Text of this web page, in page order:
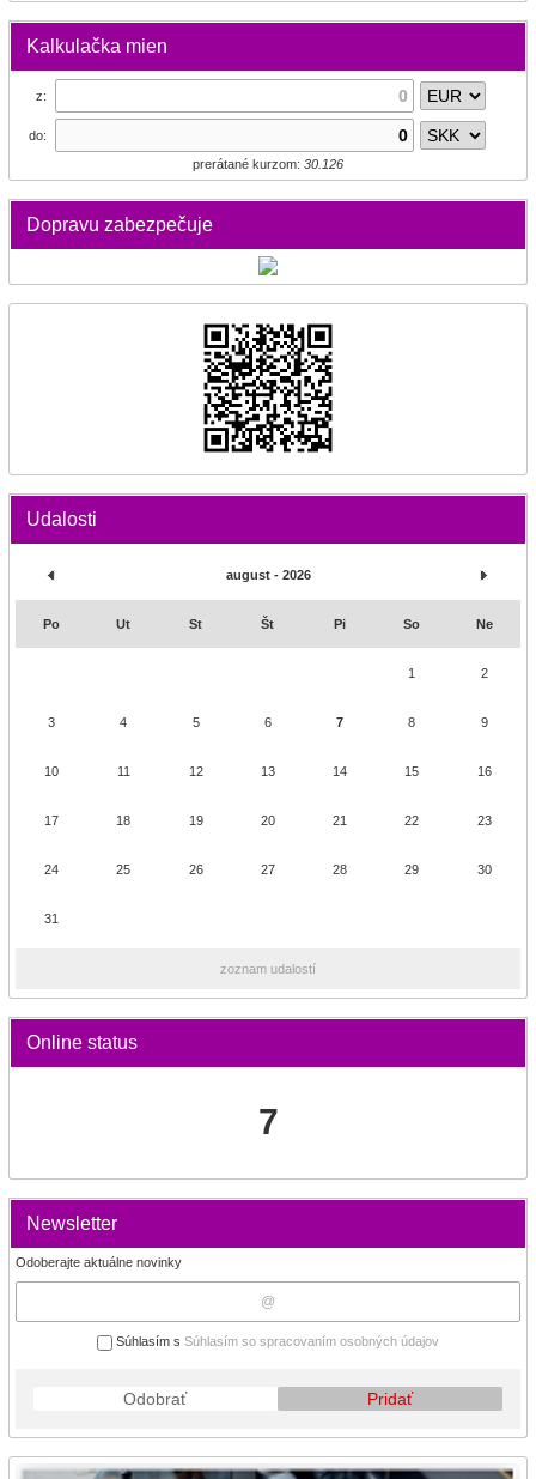
Kalkulačka mien
z:
do:
prerátané kurzom: 30.126
Dopravu zabezpečuje
Udalosti
august - 2026
Po Ut St Št Pi So Ne
1 2
3 4 5 6 7 8 9
10 11 12 13 14 15 16
17 18 19 20 21 22 23
24 25 26 27 28 29 30
31
zoznam udalostí
Online status
7
Newsletter
Odoberajte aktuálne novinky
Súhlasím s Súhlasím so spracovaním osobných údajov
Odobrať Pridať